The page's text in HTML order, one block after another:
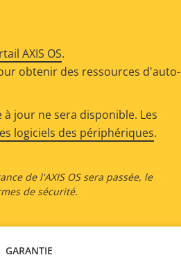
AXIS OS.
obtenir des ressources d'auto-
jour ne sera disponible. Les
logiciels des périphériques.
de l'AXIS OS sera passée, le
de sécurité.
GARANTIE